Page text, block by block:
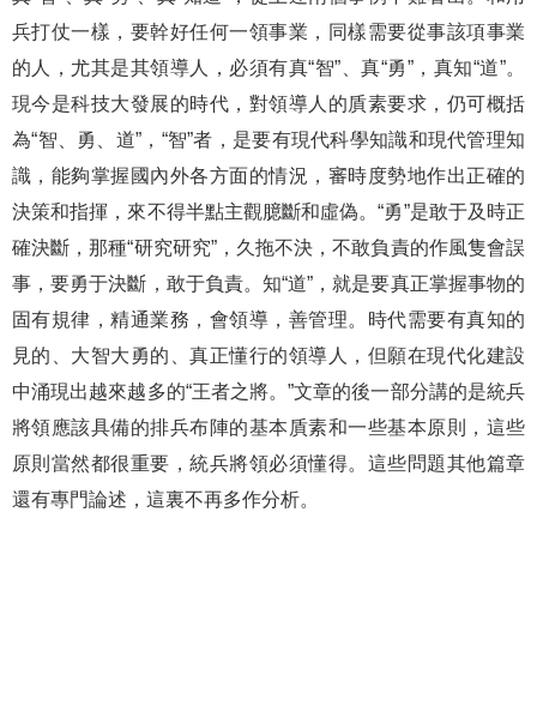
兵打仗一樣，要幹好任何一領事業，同樣需要從事該項事業
的人，尤其是其領導人，必須有真“智”、真“勇”，真知“道”。
現今是科技大發展的時代，對領導人的貭素要求，仍可概括
為“智、勇、道”，“智”者，是要有現代科學知識和現代管理知
識，能夠掌握國內外各方面的情況，審時度勢地作出正確的
決策和指揮，來不得半點主觀臆斷和虛偽。“勇”是敢于及時正
確決斷，那種“研究研究”，久拖不決，不敢負責的作風隻會誤
事，要勇于決斷，敢于負責。知“道”，就是要真正掌握事物的
固有規律，精通業務，會領導，善管理。時代需要有真知的
見的、大智大勇的、真正懂行的領導人，但願在現代化建設
中涌現出越來越多的“王者之將。”文章的後一部分講的是統兵
將領應該具備的排兵布陣的基本貭素和一些基本原則，這些
原則當然都很重要，統兵將領必須懂得。這些問題其他篇章
還有專門論述，這裏不再多作分析。